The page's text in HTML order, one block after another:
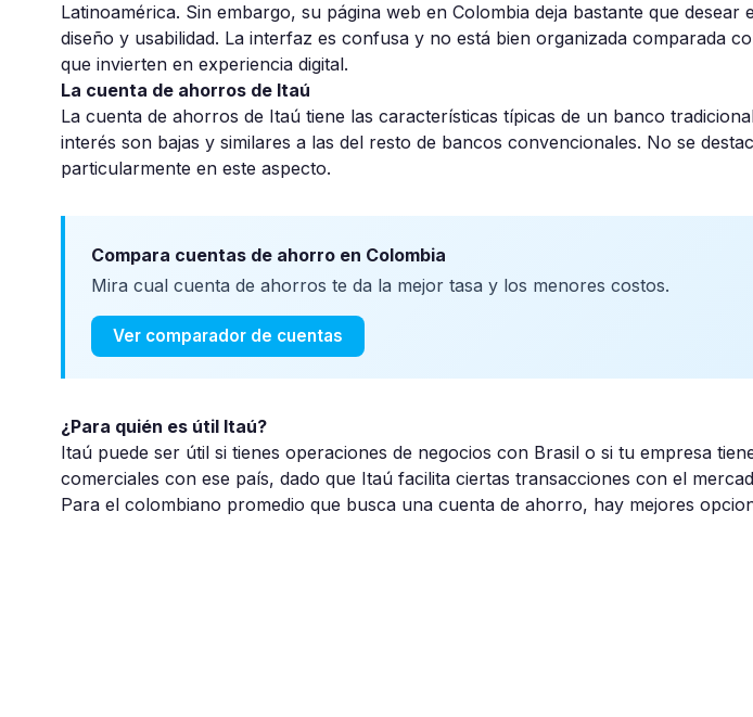
Latinoamérica. Sin embargo, su página web en Colombia deja bastante que desear
diseño y usabilidad. La interfaz es confusa y no está bien organizada comparada
que invierten en experiencia digital.
La cuenta de ahorros de Itaú
La cuenta de ahorros de Itaú tiene las características típicas de un banco
interés son bajas y similares a las del resto de bancos convencionales. No se
particularmente en este aspecto.
Compara cuentas de ahorro en Colombia
Mira cual cuenta de ahorros te da la mejor tasa y los menores costos.
Ver comparador de cuentas
¿Para quién es útil Itaú?
Itaú puede ser útil si tienes operaciones de negocios con Brasil o si tu empresa
comerciales con ese país, dado que Itaú facilita ciertas transacciones con el
Para el colombiano promedio que busca una cuenta de ahorro, hay mejores